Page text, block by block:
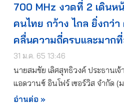
700 MHz งวดที่ 2 เดินห
คนไทย กว้าง ไกล ยิ่งกว่
คลื่นความถี่ครบและมาก
31 ม.ค. 65 13:46
นายสมชัย เลิศสุทธิวงค์ ประธานเ
แอดวานซ์ อินโฟร์ เซอร์วิส จำกัด
อ่านต่อ »